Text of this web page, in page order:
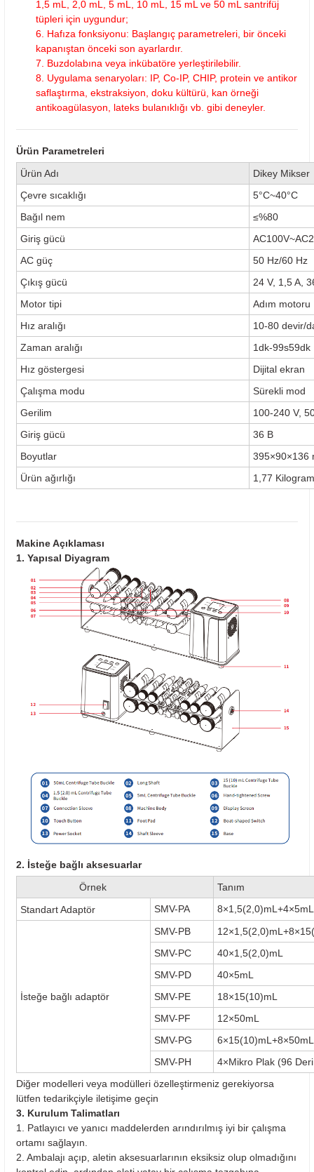
1,5 mL, 2,0 mL, 5 mL, 10 mL, 15 mL ve 50 mL santrifüj
tüpleri için uygundur;
6. Hafıza fonksiyonu: Başlangıç ​​parametreleri, bir önceki
kapanıştan önceki son ayarlardır.
7. Buzdolabına veya inkübatöre yerleştirilebilir.
8. Uygulama senaryoları: IP, Co-IP, CHIP, protein ve antikor
saflaştırma, ekstraksiyon, doku kültürü, kan örneği
antikoagülasyon, lateks bulanıklığı vb. gibi deneyler.
Ürün Parametreleri
Ürün Adı
Dikey Mikser
Çevre sıcaklığı
5°C~40°C
Bağıl nem
≤%80
Giriş gücü
AC güç
50 Hz/60 Hz
Çıkış gücü
24 V, 1,5 A,
Motor tipi
Adım motoru
Hız aralığı
10-80 devir/
Zaman aralığı
1dk-99s59dk
Hız göstergesi
Dijital ekran
Çalışma modu
Sürekli mod
Gerilim
100-240 V,
Giriş gücü
36 B
Boyutlar
395×90×136
Ürün ağırlığı
1,77 Kilogram
Makine Açıklaması
1. Yapısal Diyagram
2. İsteğe bağlı aksesuarlar
Örnek
Tanım
Standart Adaptör SMV-PA
İsteğe bağlı adaptör
SMV-PB
SMV-PC
40×1,5(2,0)mL
SMV-PD
40×5mL
SMV-PE
18×15(10)mL
SMV-PF
12×50mL
SMV-PG
6×15(10)mL+8×50mL
SMV-PH
4×Mikro Plak (96
Diğer modelleri veya modülleri özelleştirmeniz gerekiyorsa
lütfen tedarikçiyle iletişime geçin
3. Kurulum Talimatları
1. Patlayıcı ve yanıcı maddelerden arındırılmış iyi bir çalışma
ortamı sağlayın.
2. Ambalajı açıp, aletin aksesuarlarının eksiksiz olup olmadığını